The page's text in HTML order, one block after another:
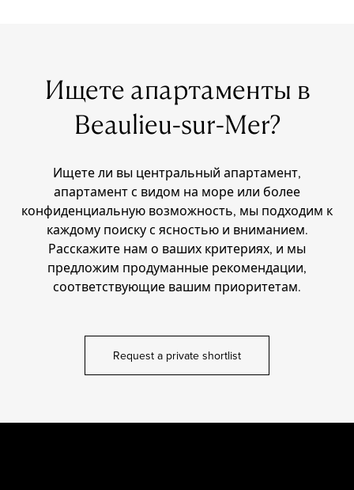
Ищете апартаменты в
Beaulieu-sur-Mer?
Ищете ли вы центральный апартамент,
апартамент с видом на море или более
конфиденциальную возможность, мы подходим к
каждому поиску с ясностью и вниманием.
Расскажите нам о ваших критериях, и мы
предложим продуманные рекомендации,
соответствующие вашим приоритетам.
Request a private shortlist